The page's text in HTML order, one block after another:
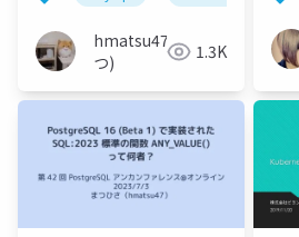
hmatsu47(ま
つ)
1.3K
た